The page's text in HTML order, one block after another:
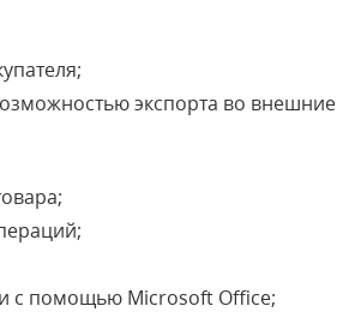
экспорта во внешние
и с помощью Microsoft Office;